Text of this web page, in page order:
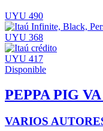
UYU 490
UYU 368
UYU 417
Disponible
PEPPA PIG
VARIOS